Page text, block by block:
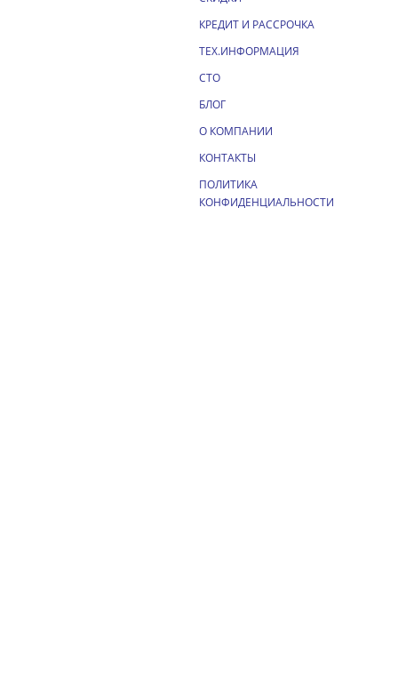
КРЕДИТ И РАССРОЧКА
ТЕХ.ИНФОРМАЦИЯ
СТО
БЛОГ
О КОМПАНИИ
КОНТАКТЫ
ПОЛИТИКА
КОНФИДЕНЦИАЛЬНОСТИ